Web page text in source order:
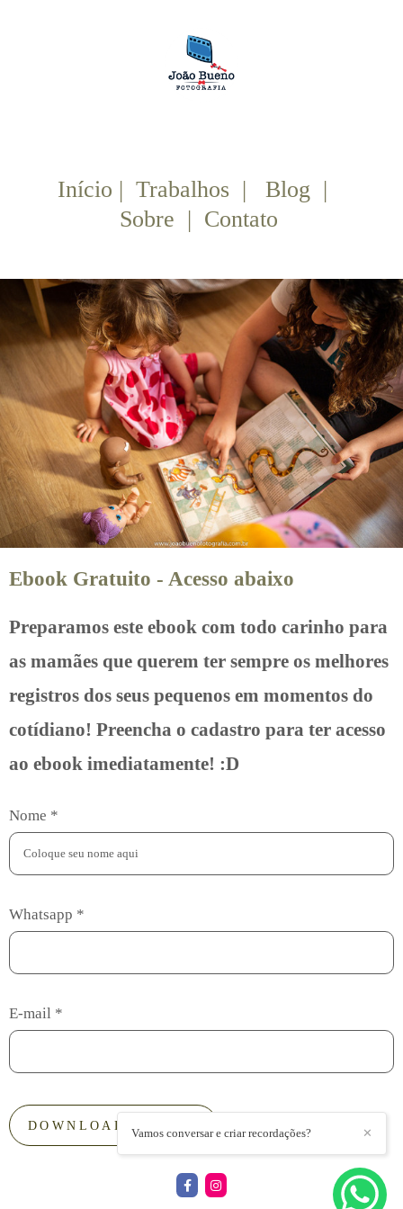
Início | Trabalhos | Blog |
Sobre | Contato
Ebook Gratuito - Acesso abaixo
Preparamos este ebook com todo carinho para
as mamães que querem ter sempre os melhores
registros dos seus pequenos em momentos do
cotídiano! Preencha o cadastro para ter acesso
ao ebook imediatamente! :D
Nome *
Whatsapp *
E-mail *
DOWNLOAD E-BOOK
✕
Vamos conversar e criar recordações?